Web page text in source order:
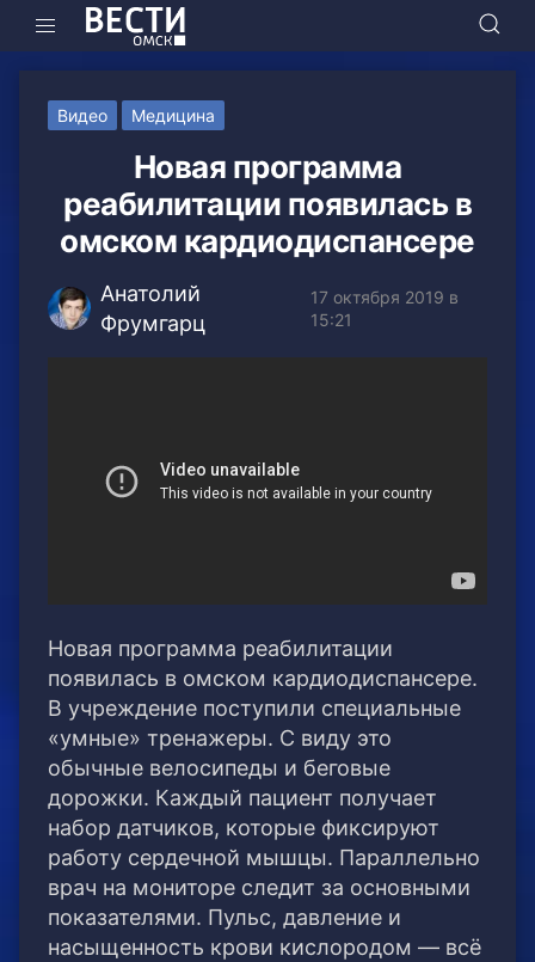
Видео Медицина
Новая программа
реабилитации появилась в
омском кардиодиспансере
Анатолий
Фрумгарц
17 октября 2019 в
15:21
Новая программа реабилитации
появилась в омском кардиодиспансере.
В учреждение поступили специальные
«умные» тренажеры. С виду это
обычные велосипеды и беговые
дорожки. Каждый пациент получает
набор датчиков, которые фиксируют
работу сердечной мышцы. Параллельно
врач на мониторе следит за основными
показателями. Пульс, давление и
насыщенность крови кислородом — всё